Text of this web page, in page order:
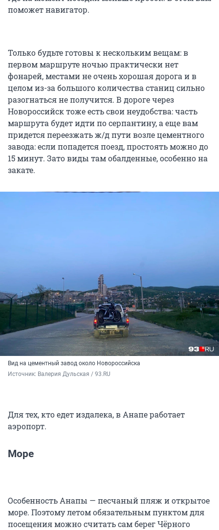
поможет навигатор.
Только будьте готовы к нескольким вещам: в
первом маршруте ночью практически нет
фонарей, местами не очень хорошая дорога и в
целом из-за большого количества станиц сильно
разогнаться не получится. В дороге через
Новороссийск тоже есть свои неудобства: часть
маршрута будет идти по серпантину, а еще вам
придется переезжать ж/д пути возле цементного
завода: если попадется поезд, простоять можно до
15 минут. Зато виды там обалденные, особенно на
закате.
Вид на цементный завод около Новороссийска
Источник: Валерия Дульская / 93.RU
Для тех, кто едет издалека, в Анапе работает
аэропорт.
Море
Особенность Анапы — песчаный пляж и открытое
море. Поэтому летом обязательным пунктом для
посещения можно считать сам берег Чёрного